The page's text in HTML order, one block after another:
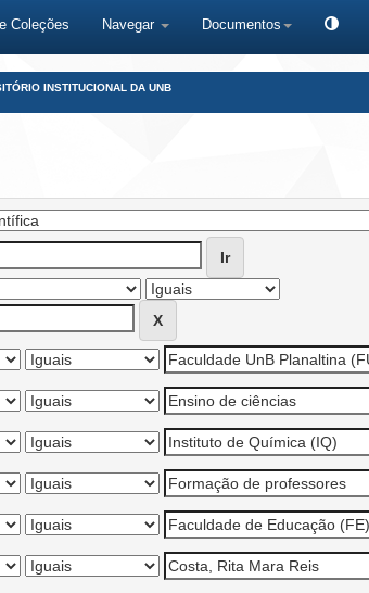
Coleções Navegar Documentos
INSTITUCIONAL DA UNB